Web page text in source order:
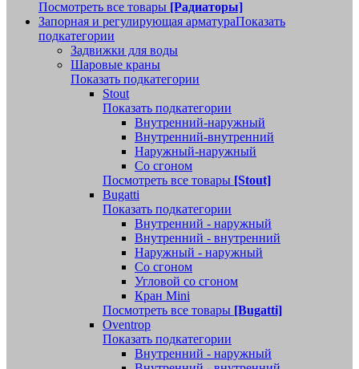
Посмотреть все товары [Радиаторы]
Запорная и регулирующая арматураПоказать
подкатегории
Задвижки для воды
Шаровые краны
Показать подкатегории
Stout
Показать подкатегории
Внутренний-наружный
Внутренний-внутренний
Наружный-наружный
Со сгоном
Посмотреть все товары [Stout]
Bugatti
Показать подкатегории
Внутренний - наружный
Внутренний - внутренний
Наружный - наружный
Со сгоном
Угловой со сгоном
Кран Mini
Посмотреть все товары [Bugatti]
Oventrop
Показать подкатегории
Внутренний - наружный